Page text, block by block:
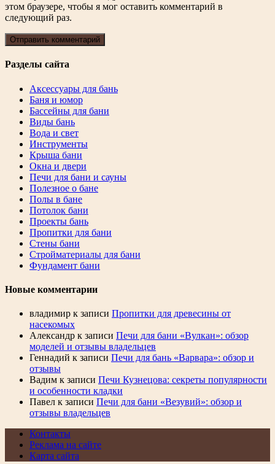
этом браузере, чтобы я мог оставить комментарий в
следующий раз.
Разделы сайта
Аксессуары для бань
Баня и юмор
Бассейны для бани
Виды бань
Вода и свет
Инструменты
Крыша бани
Окна и двери
Печи для бани и сауны
Полезное о бане
Полы в бане
Потолок бани
Проекты бань
Пропитки для бани
Стены бани
Стройматериалы для бани
Фундамент бани
Новые комментарии
владимир к записи Пропитки для древесины от
насекомых
Александр к записи Печи для бани «Вулкан»: обзор
моделей и отзывы владельцев
Геннадий к записи Печи для бань «Варвара»: обзор и
отзывы
Вадим к записи Печи Кузнецова: секреты популярности
и особенности кладки
Павел к записи Печи для бани «Везувий»: обзор и
отзывы владельцев
Контакты
Реклама на сайте
Карта сайта